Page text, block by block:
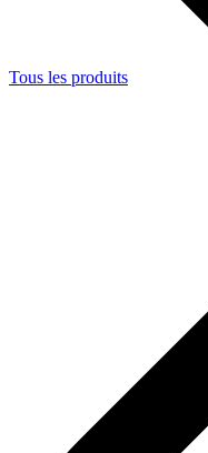
Tous les produits